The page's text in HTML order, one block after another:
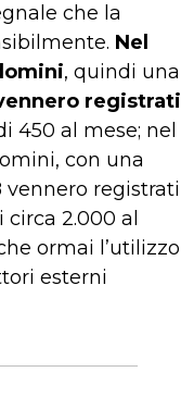
che la
Nel
, quindi una
registrati
450 al mese; nel
con una
vennero registrati
2.000 al
ormai l’utilizzo
esterni